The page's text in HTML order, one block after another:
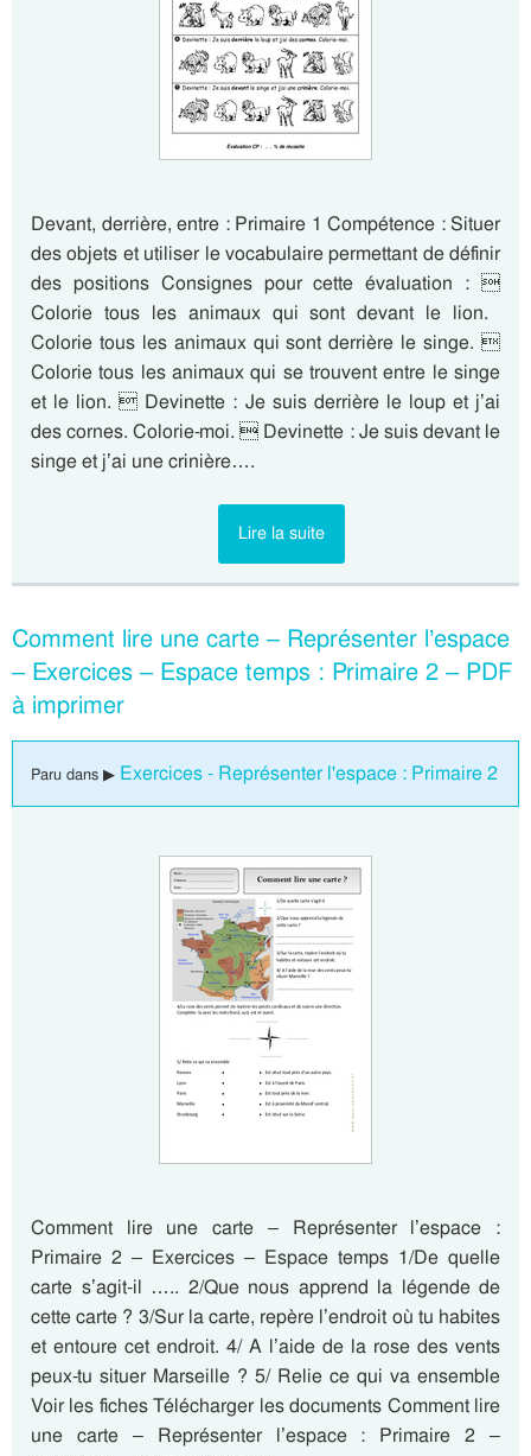
Devant, derrière, entre : Primaire 1 Compétence : Situer
des objets et utiliser le vocabulaire permettant de définir
des positions Consignes pour cette évaluation : 
Colorie tous les animaux qui sont devant le lion. 
Colorie tous les animaux qui sont derrière le singe. 
Colorie tous les animaux qui se trouvent entre le singe
et le lion.  Devinette : Je suis derrière le loup et j’ai
des cornes. Colorie-moi.  Devinette : Je suis devant le
singe et j’ai une crinière….
Lire la suite
Comment lire une carte – Représenter l’espace
– Exercices – Espace temps : Primaire 2 – PDF
à imprimer
Paru dans ▶ Exercices - Représenter l'espace : Primaire 2
Comment lire une carte – Représenter l’espace :
Primaire 2 – Exercices – Espace temps 1/De quelle
carte s’agit-il ….. 2/Que nous apprend la légende de
cette carte ? 3/Sur la carte, repère l’endroit où tu habites
et entoure cet endroit. 4/ A l’aide de la rose des vents
peux-tu situer Marseille ? 5/ Relie ce qui va ensemble
Voir les fiches Télécharger les documents Comment lire
une carte – Représenter l’espace : Primaire 2 –